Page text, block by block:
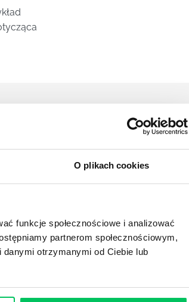
O plikach cookies
funkcje społecznościowe i analizować
partnerom społecznościowym,
otrzymanymi od Ciebie lub
wejdą w życie? Od kiedy ich
że określona jest w niej także dokładnie
zasadzie dokładniej wygląda? Czy z